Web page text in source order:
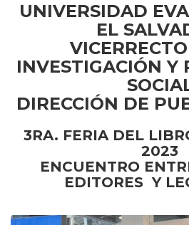
UNIVERSIDAD
EL
INVESTIGACIÓN Y
DIRECCIÓN DE
3RA. FERIA DEL
2023
ENCUENTRO
EDITORES Y